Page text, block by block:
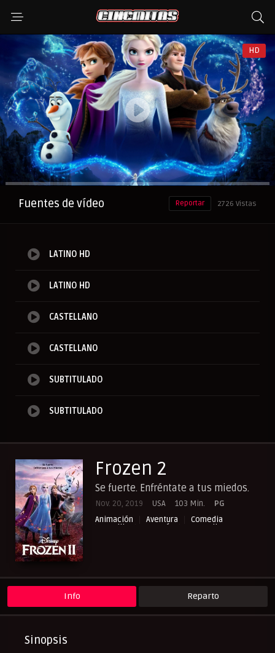
HD
Anuncio
Fuentes de vídeo 2726 Vistas
Reportar
LATINO HD
LATINO HD
CASTELLANO
CASTELLANO
SUBTITULADO
SUBTITULADO
Frozen 2
Se fuerte. Enfréntate a tus miedos.
Nov. 20, 2019 USA 103 Min.
PG
Animación
Aventura
Comedia
Familia
Fantasía
NewPelis org
Info Reparto
Sinopsis